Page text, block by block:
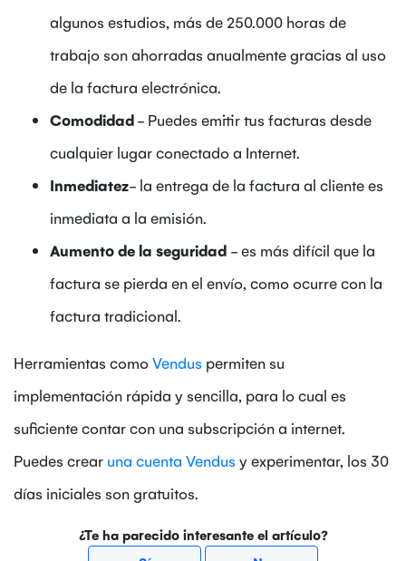
algunos estudios, más de 250.000 horas de
trabajo son ahorradas anualmente gracias al uso
de la factura electrónica.
Comodidad- Puedes emitir tus facturas desde
cualquier lugar conectado a Internet.
Inmediatez- la entrega de la factura al cliente es
inmediata a la emisión.
Aumento de la seguridad - es más difícil que la
factura se pierda en el envío, como ocurre con la
factura tradicional.
Herramientas comoVendus permiten su
implementación rápida y sencilla, para lo cual es
suficiente contar con una subscripción a internet.
Puedes crear una cuenta Vendus y experimentar, los 30
días iniciales son gratuitos.
¿Te ha parecido interesante el artículo?